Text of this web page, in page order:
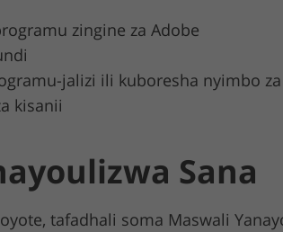
zingine za Adobe
jalizi ili kuboresha nyimbo
kisanii
Sana
tafadhali soma Maswali